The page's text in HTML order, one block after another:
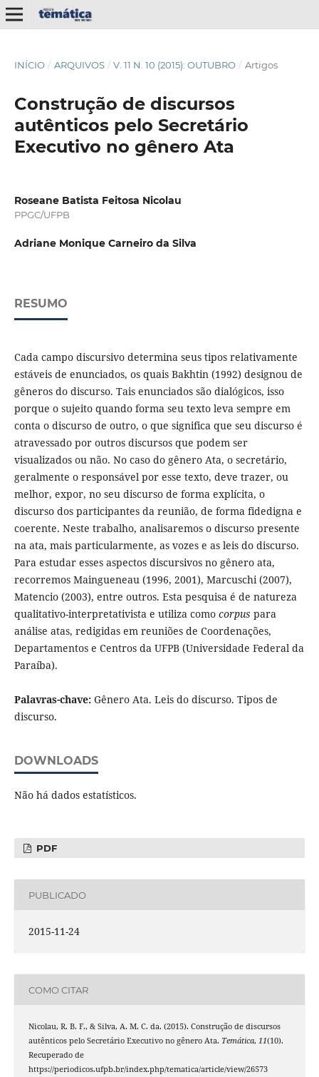
INÍCIO / ARQUIVOS / V. 11 N. 10 (2015): OUTUBRO / Artigos
Construção de discursos
autênticos pelo Secretário
Executivo no gênero Ata
Roseane Batista Feitosa Nicolau
PPGC/UFPB
Adriane Monique Carneiro da Silva
RESUMO
Cada campo discursivo determina seus tipos relativamente
estáveis de enunciados, os quais Bakhtin (1992) designou de
gêneros do discurso. Tais enunciados são dialógicos, isso
porque o sujeito quando forma seu texto leva sempre em
conta o discurso de outro, o que significa que seu discurso é
atravessado por outros discursos que podem ser
visualizados ou não. No caso do gênero Ata, o secretário,
geralmente o responsável por esse texto, deve trazer, ou
melhor, expor, no seu discurso de forma explícita, o
discurso dos participantes da reunião, de forma fidedigna e
coerente. Neste trabalho, analisaremos o discurso presente
na ata, mais particularmente, as vozes e as leis do discurso.
Para estudar esses aspectos discursivos no gênero ata,
recorremos Maingueneau (1996, 2001), Marcuschi (2007),
Matencio (2003), entre outros. Esta pesquisa é de natureza
qualitativo-interpretativista e utiliza como corpus para
análise atas, redigidas em reuniões de Coordenações,
Departamentos e Centros da UFPB (Universidade Federal da
Paraíba).
Palavras-chave:Gênero Ata. Leis do discurso. Tipos de
discurso.
DOWNLOADS
Não há dados estatísticos.
PDF
PUBLICADO
2015-11-24
COMO CITAR
Nicolau, R. B. F., & Silva, A. M. C. da. (2015). Construção de discursos
autênticos pelo Secretário Executivo no gênero Ata. Temática, 11(10).
Recuperado de
https://periodicos.ufpb.br/index.php/tematica/article/view/26573